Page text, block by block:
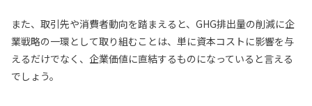
また、取引先や消費者動向を踏まえると、GHG排出量の削減に企
業戦略の一環として取り組むことは、単に資本コストに影響を与
えるだけでなく、企業価値に直結するものになっていると言える
でしょう。